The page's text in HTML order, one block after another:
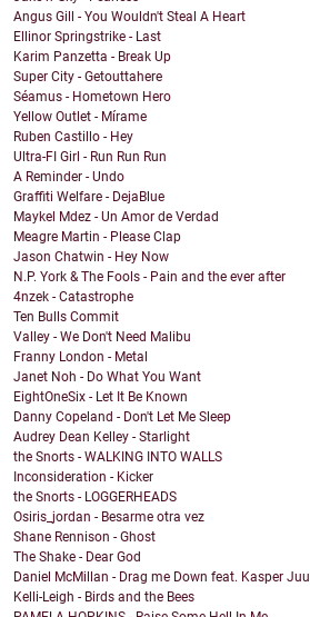
Angus Gill - You Wouldn't Steal A Heart
Ellinor Springstrike - Last
Karim Panzetta - Break Up
Super City - Getouttahere
Séamus - Hometown Hero
Yellow Outlet - Mírame
Ruben Castillo - Hey
Ultra-FI Girl - Run Run Run
A Reminder - Undo
Graffiti Welfare - DejaBlue
Maykel Mdez - Un Amor de Verdad
Meagre Martin - Please Clap
Jason Chatwin - Hey Now
N.P. York & The Fools - Pain and the ever after
4nzek - Catastrophe
Ten Bulls Commit
Valley - We Don't Need Malibu
Franny London - Metal
Janet Noh - Do What You Want
EightOneSix - Let It Be Known
Danny Copeland - Don't Let Me Sleep
Audrey Dean Kelley - Starlight
the Snorts - WALKING INTO WALLS
Inconsideration - Kicker
the Snorts - LOGGERHEADS
Osiris_jordan - Besarme otra vez
Shane Rennison - Ghost
The Shake - Dear God
Daniel McMillan - Drag me Down feat. Kasper Juul
Kelli-Leigh - Birds and the Bees